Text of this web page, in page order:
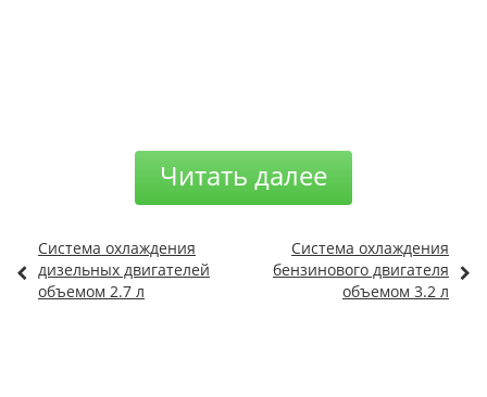
Читать далее
Система охлаждения
дизельных двигателей
объемом 2.7 л
Система охлаждения
бензинового двигателя
объемом 3.2 л